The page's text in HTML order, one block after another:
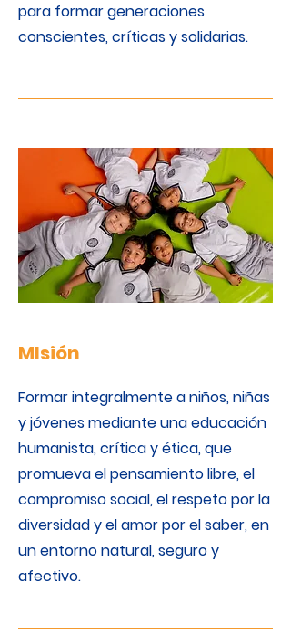
para formar generaciones
conscientes, críticas y solidarias.
MIsión
Formar integralmente a niños, niñas
y jóvenes mediante una educación
humanista, crítica y ética, que
promueva el pensamiento libre, el
compromiso social, el respeto por la
diversidad y el amor por el saber, en
un entorno natural, seguro y
afectivo.